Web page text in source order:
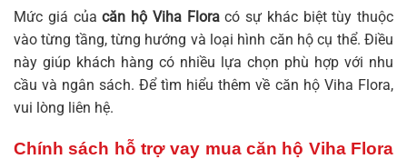
Mức giá củacăn hộ Viha Floracó sự khác biệt tùy thuộc
vào từng tầng, từng hướng và loại hình căn hộ cụ thể. Điều
này giúp khách hàng có nhiều lựa chọn phù hợp với nhu
cầu và ngân sách. Để tìm hiểu thêm về căn hộ Viha Flora,
vui lòng liên hệ.
Chính sách hỗ trợ vay mua căn hộ Viha Flora